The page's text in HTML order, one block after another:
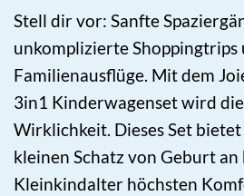
Stell dir vor: Sanfte
unkomplizierte Shoppingtrips
Familienausflüge. Mit dem
3in1 Kinderwagenset wird
Wirklichkeit. Dieses Set
kleinen Schatz von Geburt an
Kleinkindalter höchsten